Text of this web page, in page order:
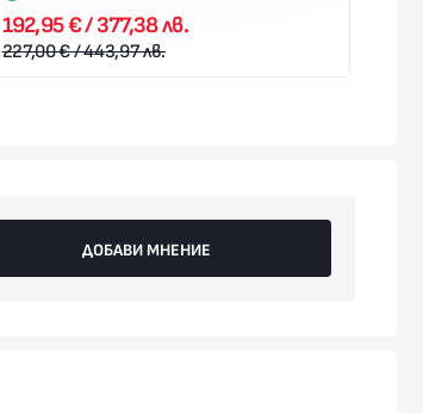
192,95 € / 377,38 лв.
227,00 € / 443,97 лв.
ДОБАВИ МНЕНИЕ